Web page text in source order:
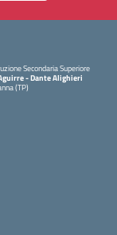
Secondaria Superiore
- Dante Alighieri
(TP)